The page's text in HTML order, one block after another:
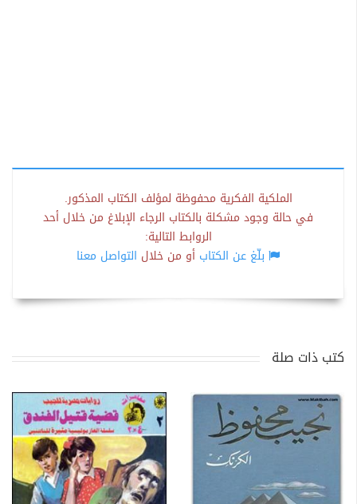
الملكية الفكرية محفوظة لمؤلف الكتاب المذكور.
في حالة وجود مشكلة بالكتاب الرجاء الإبلاغ من خلال أحد
الروابط التالية:
بلّغ عن الكتاب أو من خلال التواصل معنا
كتب ذات صلة